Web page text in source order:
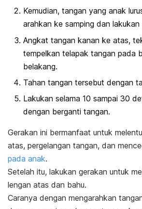
Kemudian, tangan yang anak
arahkan ke samping dan
Angkat tangan kanan ke atas,
tempelkan telapak tangan pada
belakang.
Tahan tangan tersebut dengan
Lakukan selama 10 sampai 30
dengan berganti tangan.
Gerakan ini bermanfaat untuk
atas, pergelangan tangan, dan
pada anak.
Setelah itu, lakukan gerakan untuk
lengan atas dan bahu.
Caranya dengan mengarahkan